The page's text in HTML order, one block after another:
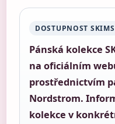
DOSTUPNOST
Pánská kolekce
na oficiálním
prostřednictvím
Nordstrom.
kolekce v